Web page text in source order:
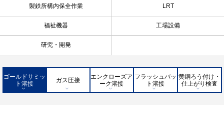
製鉄所構内保全作業 LRT
福祉機器 工場設備
研究・開発
ゴールドサミッ
ト溶接
ガス圧接
エンクローズア
ーク溶接
フラッシュバッ
ト溶接
黄銅ろう付け・
仕上がり検査